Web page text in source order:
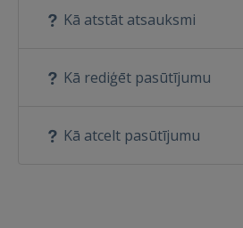
Kā atstāt atsauksmi
Kā rediģēt pasūtījumu
Kā atcelt pasūtījumu